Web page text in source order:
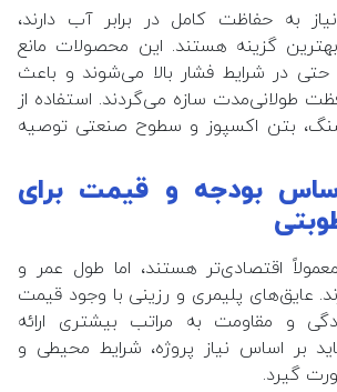
به حفاظت کامل در برابر آب دارند،
گزینه هستند. این محصولات مانع
در شرایط فشار بالا می‌شوند و باعث
طولانی‌مدت سازه می‌گردند. استفاده از
سنگ، بتن اکسپوز و سطوح صنعتی توصیه
بودجه و قیمت برای
اقتصادی‌تر هستند، اما طول عمر و
عایق‌های پلیمری و رزینی با وجود قیمت
و مقاومت به مراتب بیشتری ارائه
بر اساس نیاز پروژه، شرایط محیطی و
گیرد.